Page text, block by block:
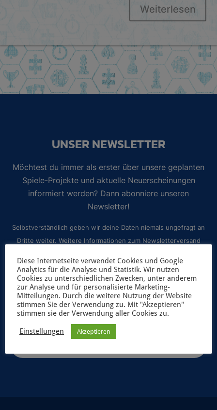
Weiterlesen
UNSER NEWSLETTER
Möchtest du immer als erster über unsere geplanten
Spiele-Projekte und aktuelle Neuerscheinungen
informiert werden? Dann abonniere unseren
Newsletter!
Selbstverständlich geben wir deine Daten niemals ungefragt an
Dritte weiter. Weitere Informationen zum Newsletterversand
Diese Internetseite verwendet Cookies und Google
Analytics für die Analyse und Statistik. Wir nutzen
Cookies zu unterschiedlichen Zwecken, unter anderem
zur Analyse und für personalisierte Marketing-
Mitteilungen. Durch die weitere Nutzung der Website
stimmen Sie der Verwendung zu. Mit "Akzeptieren"
stimmen sie der Verwendung aller Cookies zu.
Einstellungen Akzeptieren